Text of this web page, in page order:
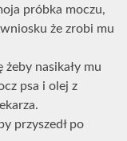
próbka moczu,
że zrobi mu
nasikały mu
psa i olej z
przyszedł po